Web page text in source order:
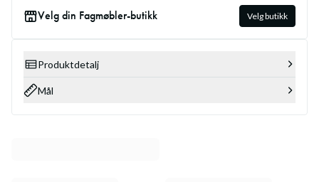
Velg din Fagmøbler-butikk Velg butikk
Produktdetalj
Mål